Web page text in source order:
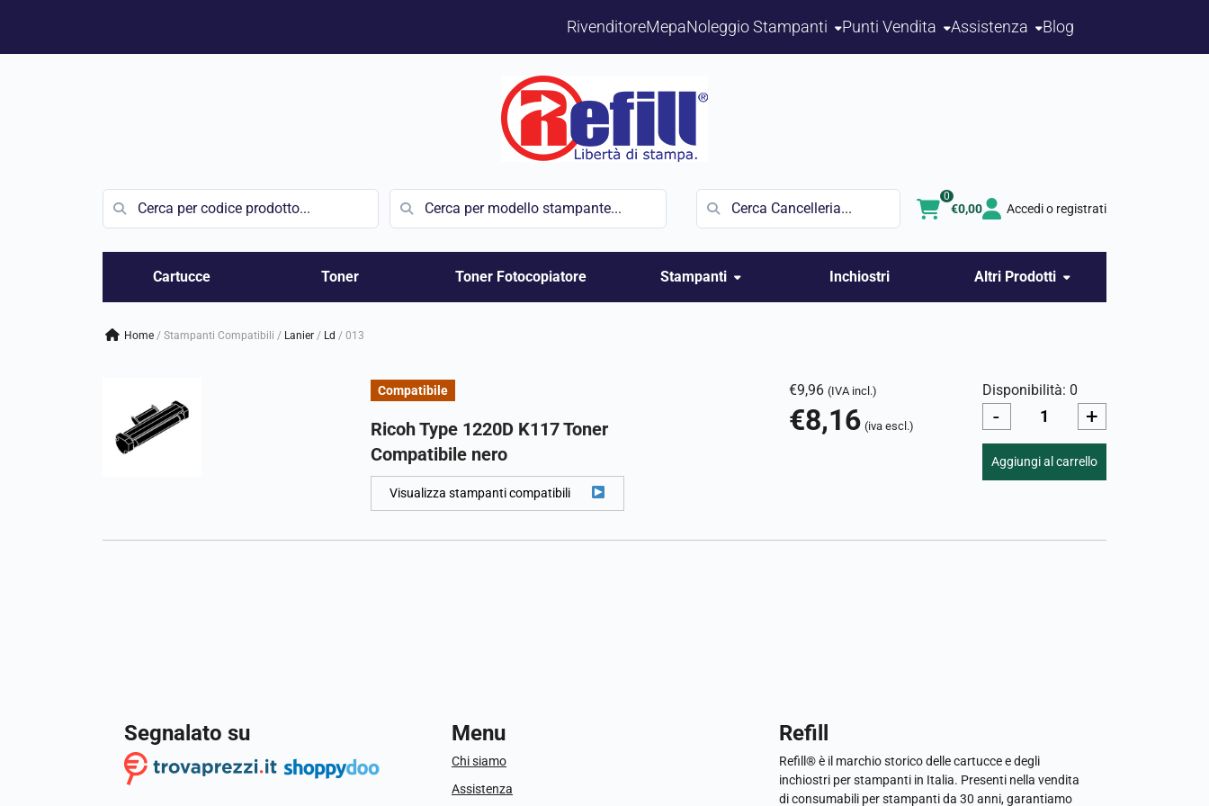
RivenditoreMepaNoleggio Stampanti Punti Vendita Assistenza Blog
Vai
€0,00
0
Accedi o registrati
Cartucce Toner Toner Fotocopiatore Stampanti Inchiostri Altri Prodotti
Home / Stampanti Compatibili / lanier / ld / 013
Compatibile
Ricoh Type 1220D K117 Toner
Compatibile nero
Visualizza stampanti compatibili
€9,96 (IVA incl.)
€8,16 (iva escl.)
Disponibilità: 0
- +
Aggiungi al carrello
Segnalato su Menu
Chi siamo
Assistenza
Refill
Refill® è il marchio storico delle cartucce e degli
inchiostri per stampanti in Italia. Presenti nella vendita
di consumabili per stampanti da 30 anni, garantiamo